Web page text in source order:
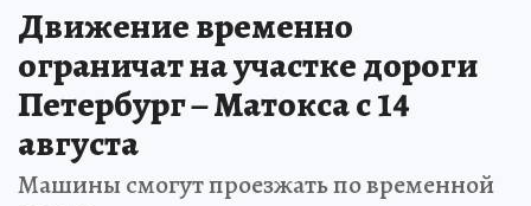
Движение временно
ограничат на участке дороги
Петербург – Матокса с 14
августа
Машины смогут проезжать по временной